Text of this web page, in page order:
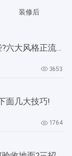
装修后
房屋装修设计风格有哪些?六大风格正流行!
3653
面几大技巧!
1764